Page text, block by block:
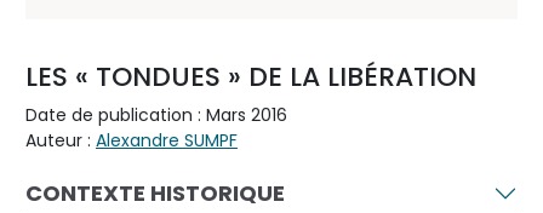
LES « TONDUES » DE LA LIBÉRATION
Date de publication : Mars 2016
Auteur : Alexandre SUMPF
CONTEXTE HISTORIQUE